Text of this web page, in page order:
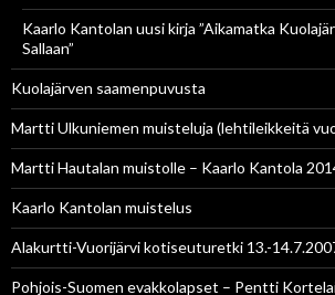
Kaarlo Kantolan uusi kirja ”Aikamatka
Sallaan”
Kuolajärven saamenpuvusta
Martti Ulkuniemen muisteluja (lehtileikkeitä
Martti Hautalan muistolle – Kaarlo Kantola
Kaarlo Kantolan muistelus
Alakurtti-Vuorijärvi kotiseuturetki 13.-
Pohjois-Suomen evakkolapset – Pentti